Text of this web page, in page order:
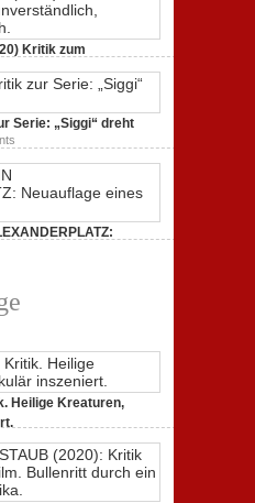
Kritik zum
Serie: „Siggi“ dreht
Heilige Kreaturen,